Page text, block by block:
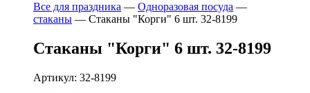
Все для праздника — Одноразовая посуда —
стаканы — Стаканы "Корги" 6 шт. 32-8199
Стаканы "Корги" 6 шт. 32-8199
Артикул: 32-8199